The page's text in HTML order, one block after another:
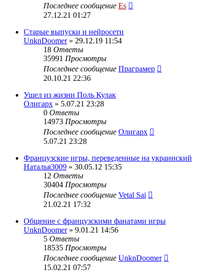
Последнее сообщение Es
27.12.21 01:27
Старые выпуски и нейросети
UnknDoomer» 29.12.19 11:54
18 Ответы
35991 Просмотры
Последнее сообщение Праграмер
20.10.21 22:36
Ушел из жизни Поль Кулак
Олигарх » 5.07.21 23:28
0 Ответы
14973 Просмотры
Последнее сообщение Олигарх
5.07.21 23:28
Французские игры, переведенные на украинский
Наталья3009 » 30.05.12 15:35
12 Ответы
30404 Просмотры
Последнее сообщение Vetal Sai
21.02.21 17:32
Общение с французскими фанатами игры
UnknDoomer» 9.01.21 14:56
5 Ответы
18535 Просмотры
Последнее сообщение UnknDoomer
15.02.21 07:57